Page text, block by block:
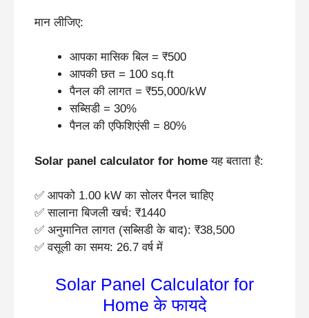
मान लीजिए:
आपका मासिक बिल = ₹500
आपकी छत = 100 sq.ft
पैनल की लागत = ₹55,000/kW
सब्सिडी = 30%
पैनल की एफिशिएंसी = 80%
Solar panel calculator for home यह बताता है:
✅ आपको 1.00 kW का सोलर पैनल चाहिए
✅ सालाना बिजली खर्च: ₹1440
✅ अनुमानित लागत (सब्सिडी के बाद): ₹38,500
✅ वसूली का समय: 26.7 वर्ष में
Solar Panel Calculator for
Home के फायदे